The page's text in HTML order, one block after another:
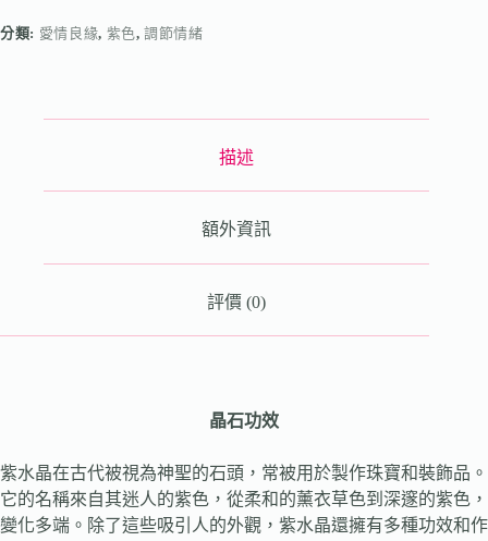
分類: 愛情良緣, 紫色,調節情緒
描述
額外資訊
評價 (0)
晶石功效
紫水晶在古代被視為神聖的石頭，常被用於製作珠寶和裝飾品。
它的名稱來自其迷人的紫色，從柔和的薰衣草色到深邃的紫色，
變化多端。除了這些吸引人的外觀，紫水晶還擁有多種功效和作